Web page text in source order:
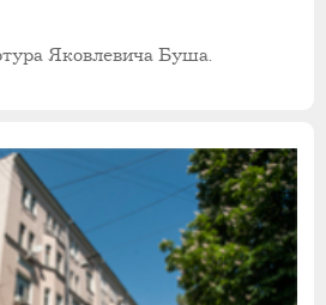
Яковлевича Буша.